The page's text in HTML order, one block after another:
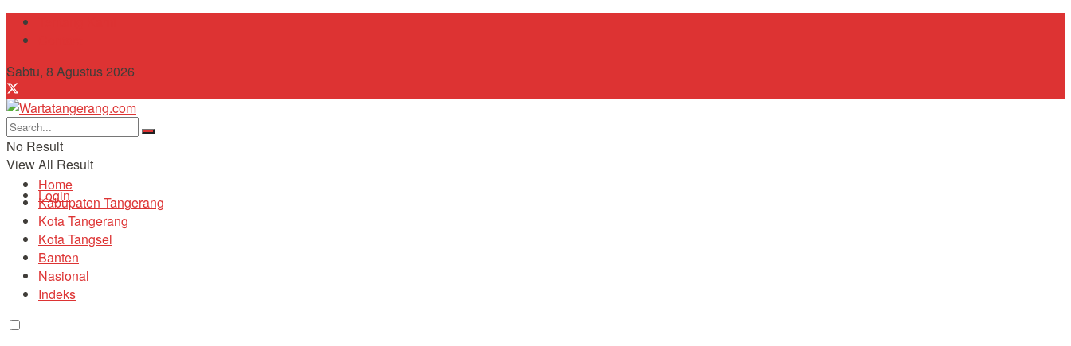
Sabtu, 8 Agustus 2026
No Result
View All Result
Login
Home
Kabupaten Tangerang
Kota Tangerang
Kota Tangsel
Banten
Nasional
Indeks